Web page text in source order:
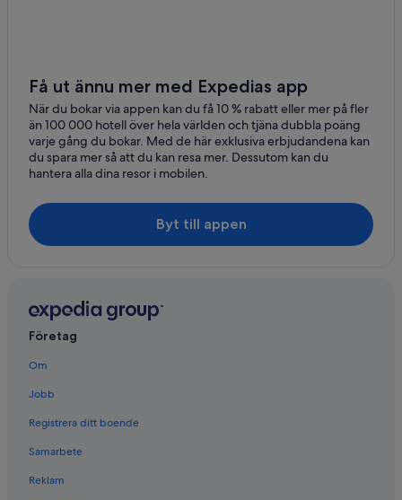
Få ut ännu mer med Expedias app
När du bokar via appen kan du få 10 % rabatt eller mer på fler
än 100 000 hotell över hela världen och tjäna dubbla poäng
varje gång du bokar. Med de här exklusiva erbjudandena kan
du spara mer så att du kan resa mer. Dessutom kan du
hantera alla dina resor i mobilen.
Byt till appen
Företag
Om
Jobb
Registrera ditt boende
Samarbete
Reklam